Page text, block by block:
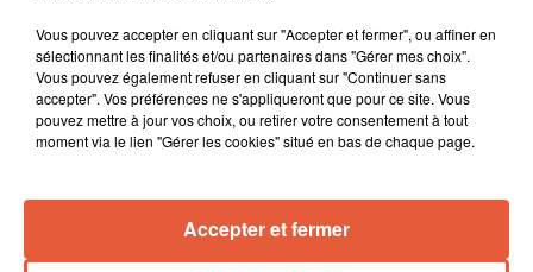
Vous pouvez accepter en cliquant sur "Accepter et fermer", ou affiner en
sélectionnant les finalités et/ou partenaires dans "Gérer mes choix".
Vous pouvez également refuser en cliquant sur "Continuer sans
accepter". Vos préférences ne s'appliqueront que pour ce site. Vous
pouvez mettre à jour vos choix, ou retirer votre consentement à tout
moment via le lien "Gérer les cookies" situé en bas de chaque page.
Accepter et fermer